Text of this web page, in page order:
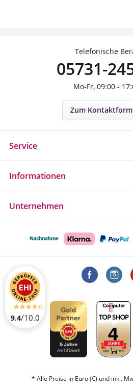
Telefonische
05731-
Mo-Fr, 09:00 -
Zum
Service
Informationen
Unternehmen
* Alle Preise in Euro (€) und inkl.
9.4/10.0